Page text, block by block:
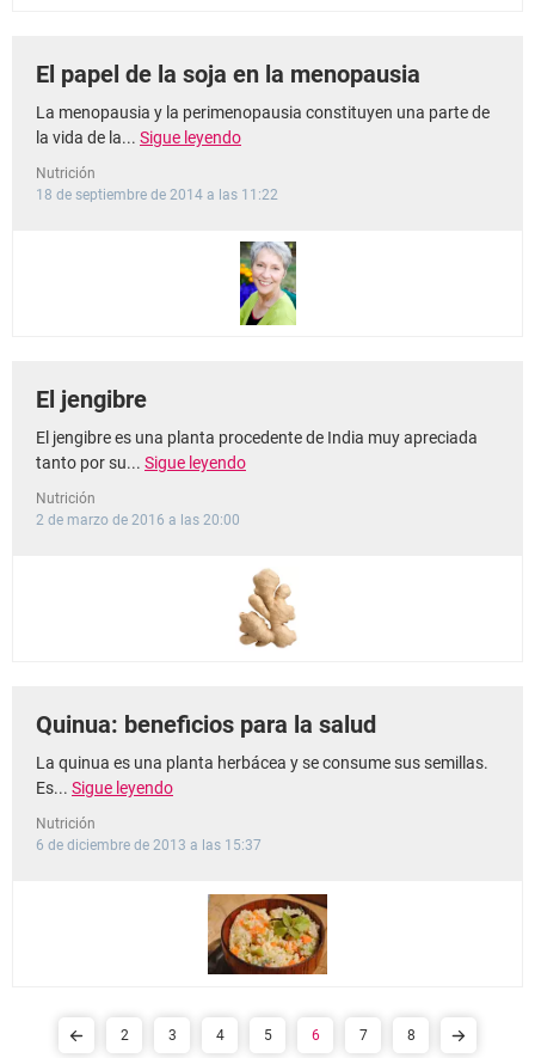
El papel de la soja en la menopausia
La menopausia y la perimenopausia constituyen una parte de
la vida de la... Sigue leyendo
Nutrición
18 de septiembre de 2014 a las 11:22
El jengibre
El jengibre es una planta procedente de India muy apreciada
tanto por su... Sigue leyendo
Nutrición
2 de marzo de 2016 a las 20:00
Quinua: beneficios para la salud
La quinua es una planta herbácea y se consume sus semillas.
Es... Sigue leyendo
Nutrición
6 de diciembre de 2013 a las 15:37
2 3 4 5 6 7 8